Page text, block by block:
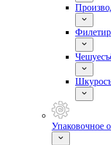
Упаковочное